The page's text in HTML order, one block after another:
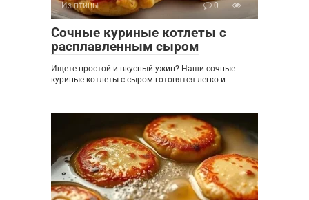
Из птицы 0
Сочные куриные котлеты с
расплавленным сыром
Ищете простой и вкусный ужин? Наши сочные
куриные котлеты с сыром готовятся легко и